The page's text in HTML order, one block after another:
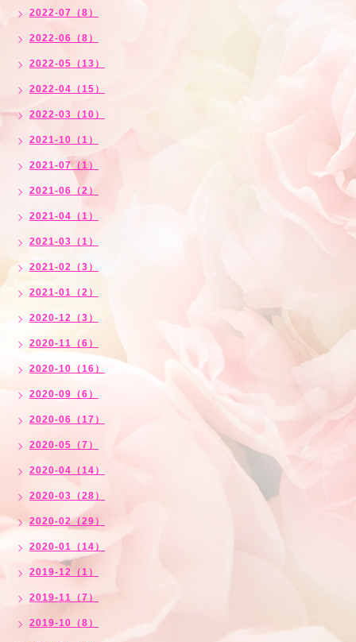
2022-07（8）
2022-06（8）
2022-05（13）
2022-04（15）
2022-03（10）
2021-10（1）
2021-07（1）
2021-06（2）
2021-04（1）
2021-03（1）
2021-02（3）
2021-01（2）
2020-12（3）
2020-11（6）
2020-10（16）
2020-09（6）
2020-06（17）
2020-05（7）
2020-04（14）
2020-03（28）
2020-02（29）
2020-01（14）
2019-12（1）
2019-11（7）
2019-10（8）